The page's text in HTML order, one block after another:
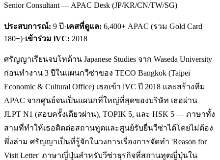
Senior Consultant — APAC Desk (JP/KR/CN/TW/SG)
ประสบการณ์: 9 ปี·เคสที่ดูแล: 6,400+ APAC (รวม Gold Card
180+)·เข้าร่วม iVC: 2018
ศรัญญาเรียนจบโทด้าน Japanese Studies จาก Waseda University
ก่อนทำงาน 3 ปีในแผนกวีซ่าของ TECO Bangkok (Taipei
Economic & Cultural Office) เธอเข้า iVC ปี 2018 และสร้างทีม
APAC จากศูนย์จนเป็นแผนกที่ใหญ่ที่สุดของบริษัท เธอผ่าน
JLPT N1 (สอบครั้งเดียวผ่าน), TOPIK 5, และ HSK 5 — ภาษาทั้ง
สามที่ทำให้เธอติดต่อสถานทูตและศูนย์รับยื่นวีซ่าได้โดยไม่ต้อง
พึ่งล่าม ศรัญญาเป็นที่รู้จักในวงการเรื่องการจัดทำ 'Reason for
Visit Letter' ภาษาญี่ปุ่นสำหรับวีซ่าธุรกิจที่สถานทูตญี่ปุ่นใน